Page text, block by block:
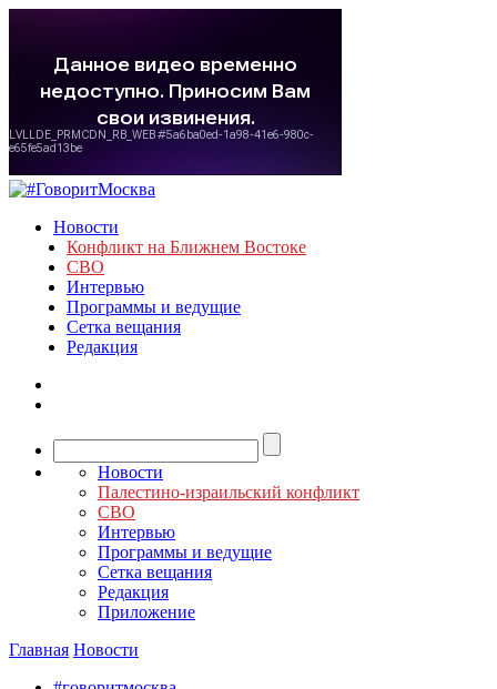
Новости
Конфликт на Ближнем Востоке
СВО
Интервью
Программы и ведущие
Сетка вещания
Редакция
Новости
Палестино-израильский конфликт
СВО
Интервью
Программы и ведущие
Сетка вещания
Редакция
Приложение
Главная Новости